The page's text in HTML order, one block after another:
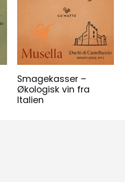
Smagekasser –
Økologisk vin fra
Italien